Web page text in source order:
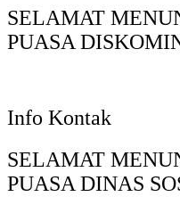
SELAMAT
PUASA
Info Kontak
SELAMAT
PUASA DINAS